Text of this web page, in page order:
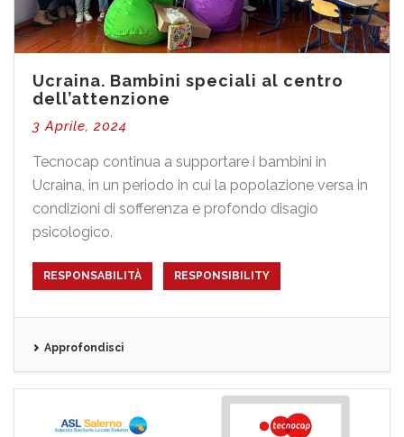
Ucraina. Bambini speciali al centro
dell’attenzione
3 Aprile, 2024
Tecnocap continua a supportare i bambini in
Ucraina, in un periodo in cui la popolazione versa in
condizioni di sofferenza e profondo disagio
psicologico.
RESPONSABILITÀ RESPONSIBILITY
Approfondisci